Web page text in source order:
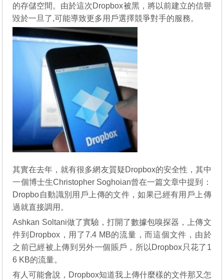
的存儲空間。由於這次Dropbox被黑，將以前建立的信譽
毀於一旦了,可能導致更多用戶選擇競爭對手的服務。
其實在去年，就有很多網友質疑Dropbox的安全性，其中
一個博士生Christopher Soghoian曾在一篇文章中提到：
Dropbo自動識別用戶上傳的文件，如果已經有用戶上傳
過就直接調用。
Ashkan Soltani做了實驗，打開了數據包嗅探器，上傳文
件到Dropbox，用了7.4 MB的流量，而這個文件，由於
之前已經被上傳到另外一個賬戶，所以Dropbox只花了1
6 KB的流量。
有人可能會說，Dropbox知道我上傳什麼樣的文件那又怎